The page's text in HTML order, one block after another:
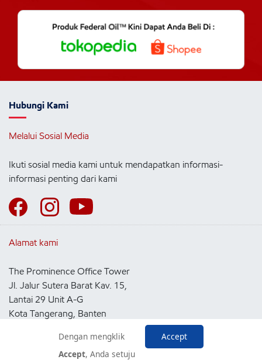
Hubungi Kami
Melalui Sosial Media
Ikuti sosial media kami untuk mendapatkan informasi-
informasi penting dari kami
Alamat kami
The Prominence Office Tower
Jl. Jalur Sutera Barat Kav. 15,
Lantai 29 Unit A-G
Kota Tangerang, Banten
Accept
Dengan mengklik
Accept, Anda setuju